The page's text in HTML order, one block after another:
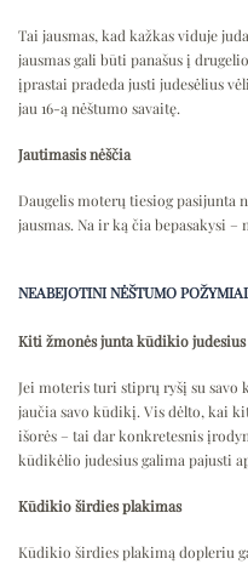
Tai jausmas, kad kažkas viduje
jausmas gali būti panašus į
įprastai pradeda justi judesėlius
jau 16-ą nėštumo savaitę.
Jautimasis nėščia
Daugelis moterų tiesiog pasijunta
jausmas. Na ir ką čia bepasakysi
NEABEJOTINI NĖŠTUMO POŽYMIAI
Kiti žmonės junta kūdikio judesius
Jei moteris turi stiprų ryšį su savo
jaučia savo kūdikį. Vis dėlto, kai
išorės – tai dar konkretesnis
kūdikėlio judesius galima pajusti
Kūdikio širdies plakimas
Kūdikio širdies plakimą dopleriu